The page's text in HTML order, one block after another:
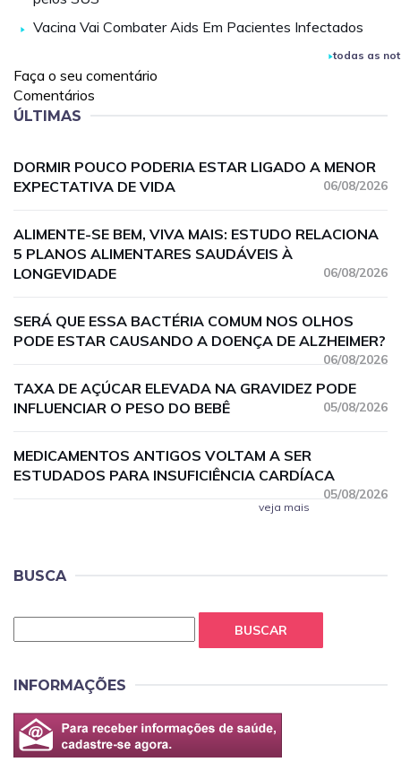
Vacina Vai Combater Aids Em Pacientes Infectados
todas as
Faça o seu comentário
Comentários
ÚLTIMAS
DORMIR POUCO PODERIA ESTAR LIGADO A MENOR
EXPECTATIVA DE VIDA
06/08/2026
ALIMENTE-SE BEM, VIVA MAIS: ESTUDO RELACIONA
5 PLANOS ALIMENTARES SAUDÁVEIS À
LONGEVIDADE
06/08/2026
SERÁ QUE ESSA BACTÉRIA COMUM NOS OLHOS
PODE ESTAR CAUSANDO A DOENÇA DE ALZHEIMER?
06/08/2026
TAXA DE AÇÚCAR ELEVADA NA GRAVIDEZ PODE
INFLUENCIAR O PESO DO BEBÊ
05/08/2026
MEDICAMENTOS ANTIGOS VOLTAM A SER
ESTUDADOS PARA INSUFICIÊNCIA CARDÍACA
05/08/2026
veja mais
BUSCA
BUSCAR
INFORMAÇÕES